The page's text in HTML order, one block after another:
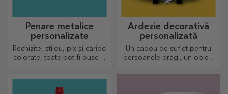
Penare metalice
personalizate
Rechizite, stilou, pix și carioci
colorate, toate pot fi puse la
Ardezie decorativă
personalizată
Un cadou de suflet pentru
persoanele dragi, un obiect